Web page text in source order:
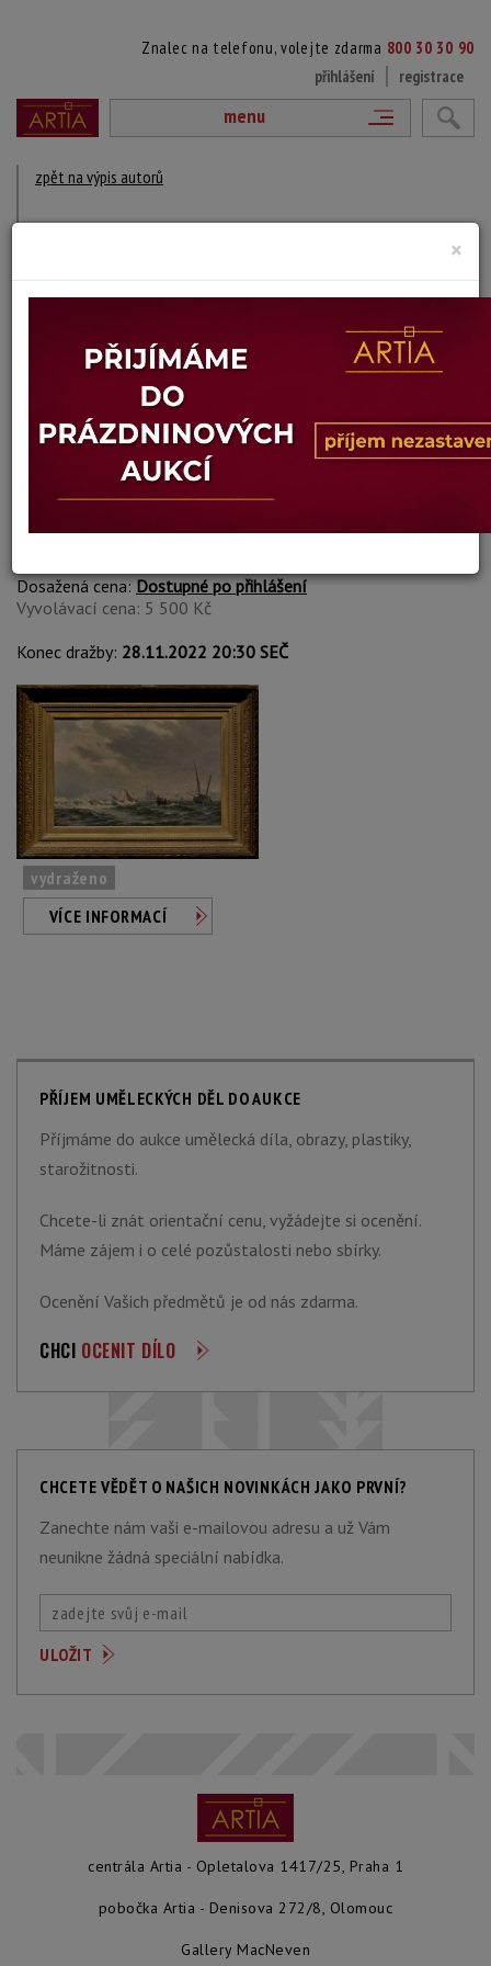
Znalec na telefonu, volejte zdarma 800 30 30 90
přihlášení
registrace
menu
zpět na výpis autorů
1855 - 1907 Švédsko
DÍLA V AUKCÍCH
Johan Peter Eggers
13. NALODĚNÍ
Dosažená cena:Dostupné po přihlášení
Vyvolávací cena: 5 500 Kč
Konec dražby: 28.11.2022 20:30 SEČ
vydraženo
VÍCE INFORMACÍ
PŘÍJEM UMĚLECKÝCH DĚL DO AUKCE
Příjmáme do aukce umělecká díla, obrazy, plastiky,
starožitnosti.
Chcete-li znát orientační cenu, vyžádejte si ocenění.
Máme zájem i o celé pozůstalosti nebo sbírky.
Ocenění Vašich předmětů je od nás zdarma.
CHCI OCENIT DÍLO
CHCETE VĚDĚT O NAŠICH NOVINKÁCH JAKO PRVNÍ?
Zanechte nám vaši e-mailovou adresu a už Vám
neunikne žádná speciální nabídka.
centrála Artia - Opletalova 1417/25, Praha 1
pobočka Artia - Denisova 272/8, Olomouc
Gallery MacNeven
×